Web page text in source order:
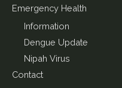
Emergency Health
Information
Dengue Update
Nipah Virus
Contact